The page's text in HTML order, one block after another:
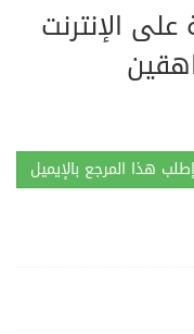
على الإنترنت
إطلب هذا المرجع بالإيميل